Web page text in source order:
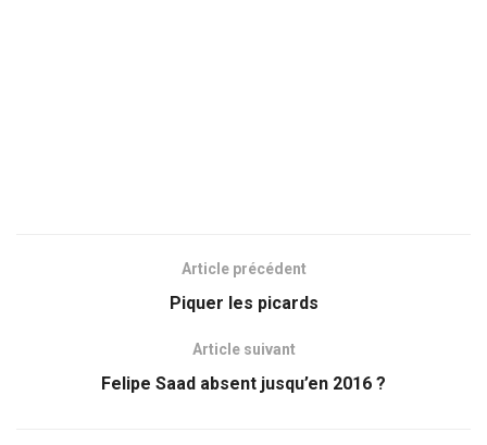
Article précédent
Piquer les picards
Article suivant
Felipe Saad absent jusqu’en 2016 ?